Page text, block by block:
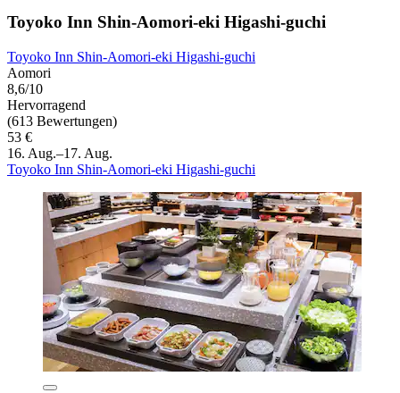
Toyoko Inn Shin-Aomori-eki Higashi-guchi
Toyoko Inn Shin-Aomori-eki Higashi-guchi
Aomori
8,6/10
Hervorragend
(613 Bewertungen)
53 €
16. Aug.–17. Aug.
Toyoko Inn Shin-Aomori-eki Higashi-guchi